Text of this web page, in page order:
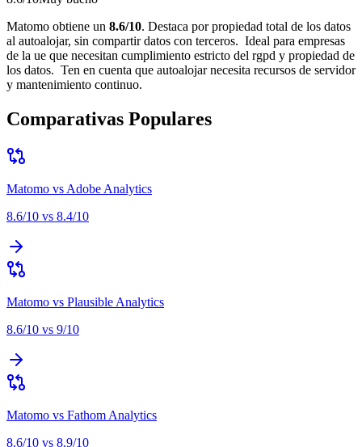
Matomo obtiene un 8.6/10. Destaca porpropiedad total de los datos
al autoalojar, sin compartir datos con terceros. Ideal para empresas
de la ue que necesitan cumplimiento estricto del rgpd y propiedad de
los datos. Ten en cuenta que autoalojar necesita recursos de servidor
y mantenimiento continuo.
Comparativas Populares
Matomo vs Adobe Analytics
8.6/10 vs 8.4/10
Matomo vs Plausible Analytics
8.6/10 vs 9/10
Matomo vs Fathom Analytics
8.6/10 vs 8.9/10